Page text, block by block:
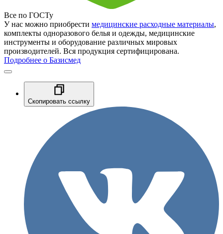
Все по ГОСТу
У нас можно приобрести медицинские расходные материалы,
комплекты одноразового белья и одежды, медицинские
инструменты и оборудование различных мировых
производителей. Вся продукция сертифицирована.
Подробнее о Базисмед
Скопировать ссылку